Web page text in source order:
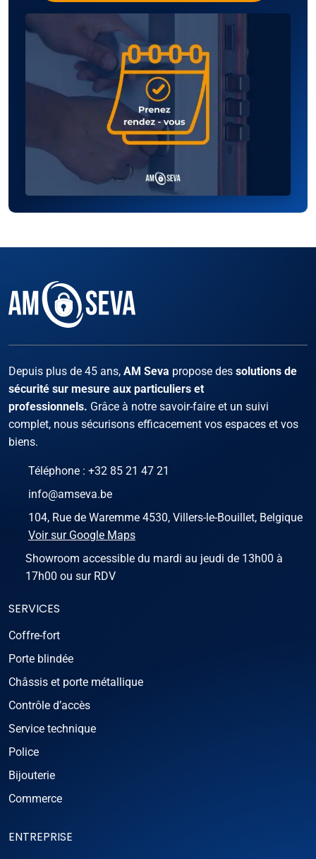
Depuis plus de 45 ans, AM Seva propose des solutions de
sécurité sur mesure aux particuliers et
professionnels. Grâce à notre savoir-faire et un suivi
complet, nous sécurisons efficacement vos espaces et vos
biens.
Téléphone : +32 85 21 47 21
info@amseva.be
104, Rue de Waremme 4530, Villers-le-Bouillet, Belgique
Voir sur Google Maps
Showroom accessible du mardi au jeudi de 13h00 à
17h00 ou sur RDV
SERVICES
Coffre-fort
Porte blindée
Châssis et porte métallique
Contrôle d’accès
Service technique
Police
Bijouterie
Commerce
ENTREPRISE